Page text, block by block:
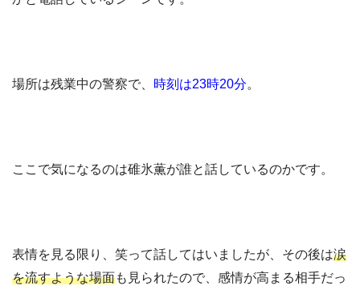
場所は残業中の警察で、 時刻は23時20分。
ここで気になるのは碓氷薫が誰と話しているのかです。
表情を見る限り、笑って話してはいましたが、その後は涙
を流すような場面も見られたので、感情が高まる相手だっ